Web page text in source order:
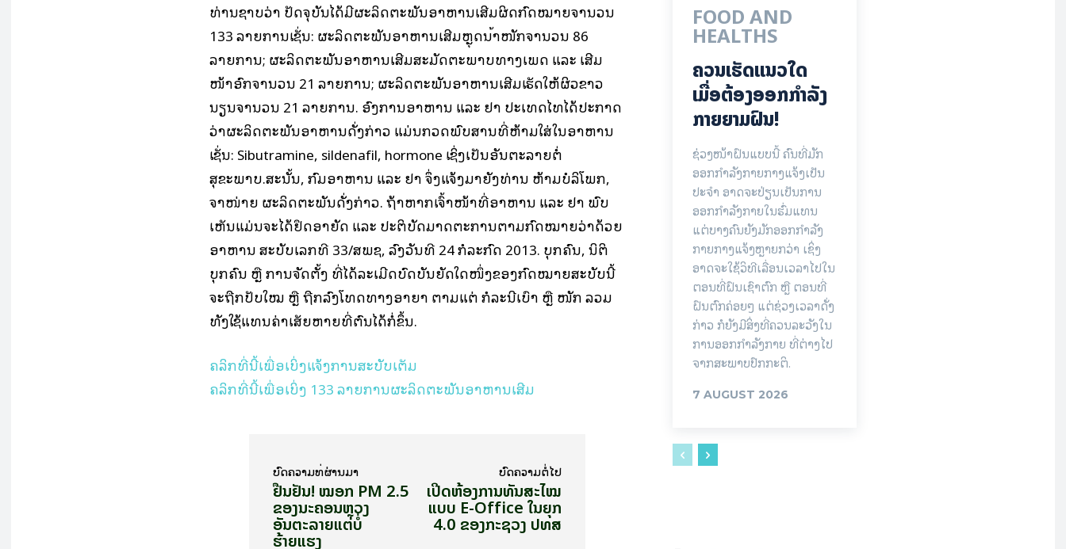
ທ່ານຊາບວ່າ ປັດຈຸບັນໄດ້ມີຜະລິດຕະພັນອາຫານເສີມຜິດກົດໝາຍຈຳນວນ
133 ລາຍການເຊັ່ນ: ຜະລິດຕະພັນອາຫານເສີມຫຼຸດນ້ຳໜັກຈຳນວນ 86
ລາຍການ; ຜະລິດຕະພັນອາຫານເສີມສະມັດຕະພາບທາງເພດ ແລະ ເສີມ
ໜ້າອົກຈຳນວນ 21 ລາຍການ; ຜະລິດຕະພັນອາຫານເສີມເຮັດໃຫ້ຜິວຂາວ
ນຽນຈຳນວນ 21 ລາຍການ. ອົງການອາຫານ ແລະ ຢາ ປະເທດໄທໄດ້ປະກາດ
ວ່າຜະລິດຕະພັນອາຫານດັ່ງກ່າວ ແມ່ນກວດພົບສານທີ່ຫ້າມໃສ່ໃນອາຫານ
ເຊັ່ນ: Sibutramine, sildenafil, hormone ເຊິ່ງເປັນອັນຕະລາຍຕໍ່
ສຸຂະພາບ.ສະນັ້ນ, ກົມອາຫານ ແລະ ຢາ ຈຶ່ງແຈ້ງມາຍັງທ່ານ ຫ້າມບໍລິໂພກ,
ຈຳໜ່າຍ ຜະລິດຕະພັນດັ່ງກ່າວ. ຖ້າຫາກເຈົ້າໜ້າທີ່ອາຫານ ແລະ ຢາ ພົບ
ເຫັນແມ່ນຈະໄດ້ຢຶດອາຍັດ ແລະ ປະຕິບັດມາດຕະການຕາມກົດໝາຍວ່າດ້ວຍ
ອາຫານ ສະບັບເລກທີ 33/ສພຊ, ລົງວັນທີ 24 ກໍລະກົດ 2013. ບຸກຄົນ, ນິຕິ
ບຸກຄົນ ຫຼື ການຈັດຕັ້ງ ທີ່ໄດ້ລະເມີດບົດບັນຍັດໃດໜຶ່ງຂອງກົດໝາຍສະບັບນີ້
ຈະຖືກປັບໃໝ ຫຼື ຖືກລົງໂທດທາງອາຍາ ຕາມແຕ່ ກໍລະນີເບົາ ຫຼື ໜັກ ລວມ
ທັງໃຊ້ແທນຄ່າເສັຍຫາຍທີ່ຕົນໄດ້ກໍ່ຂຶ້ນ.
ຄລິກທີ່ນີ້ເພື່ອເບິ່ງແຈ້ງການສະບັບເຕັມ
ຄລິກທີ່ນີ້ເພື່ອເບິ່ງ 133 ລາຍການຜະລິດຕະພັນອາຫານເສີມ
ບົດ​ຄວາມ​ທີ່​ຜ່ານ​ມາ
ຢືນ​ຢັນ! ໝອກ PM 2.5
ຂອງນະຄອນຫຼວງ
ອັນຕະລາຍແຕ່ບໍ່
ຮ້າຍແຮງ
ບົດ​ຄວາມ​ຕໍ່​ໄປ
ເປີດຫ້ອງ​ການ​ທັນ​ສະ​ໄໝ
ແບບ E-Office ໃນ​ຍຸກ
4.0 ຂອງ​ກະ​ຊວງ ປ​ທ​ສ
FOOD AND
HEALTHS
ຄວນເຮັດແນວໃດ
ເມື່ອຕ້ອງອອກກຳລັງ
ກາຍຍາມຝົນ!
ຊ່ວງໜ້າຝົນແບບນີ້ ຄົນທີ່ມັກ
ອອກກຳລັງກາຍກາງແຈ້ງເປັນ
ປະຈຳ ອາດຈະປ່ຽນເປັນການ
ອອກກຳລັງກາຍໃນຮົ່ມແທນ
ແຕ່ບາງຄົນຍັງມັກອອກກຳລັງ
ກາຍກາງແຈ້ງຫຼາຍກວ່າ ເຊິ່ງ
ອາດຈະໃຊ້ວິທີເລື່ອນເວລາໄປໃນ
ຕອນທີ່ຝົນເຊົາຕົກ ຫຼື ຕອນທີ່
ຝົນຕົກຄ່ອຍໆ ແຕ່ຊ່ວງເວລາດັ່ງ
ກ່າວ ກໍຍັງມີສິ່ງທີ່ຄວນລະວັງໃນ
ການອອກກຳລັງກາຍ ທີ່ຕ່າງໄປ
ຈາກສະພາບປົກກະຕິ.
7 AUGUST 2026